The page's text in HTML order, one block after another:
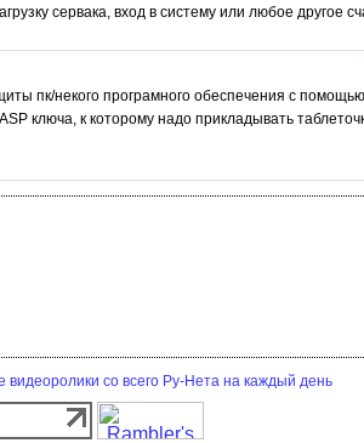
сервака, вход в систему или любое другое
пк/некого програмного обеспечения с
ключа, к которому надо прикладывать
со всего Ру-Нета на каждый день